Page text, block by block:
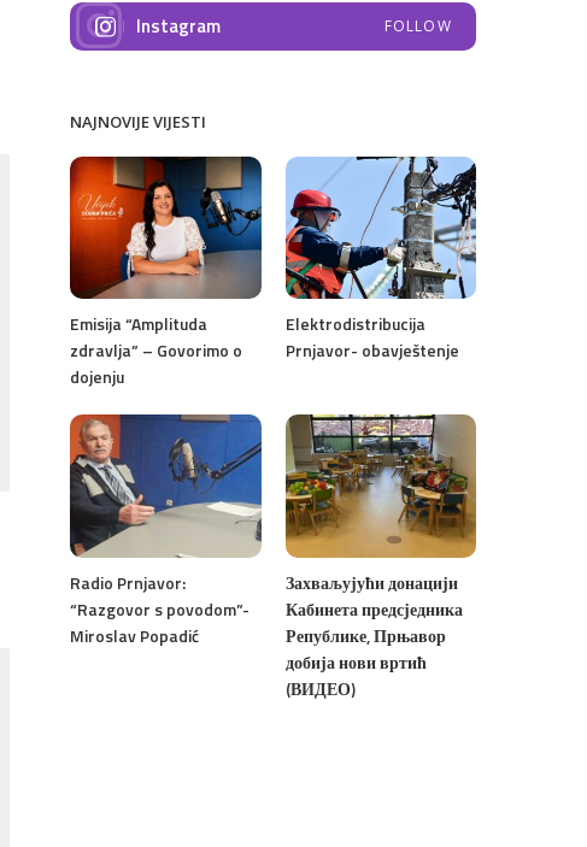
Instagram FOLLOW
NAJNOVIJE VIJESTI
Emisija “Amplituda
zdravlja” – Govorimo o
dojenju
Elektrodistribucija
Prnjavor- obavještenje
Radio Prnjavor:
“Razgovor s povodom”-
Miroslav Popadić
Захваљујући донацији
Кабинета предсједника
Републике, Прњавор
добија нови вртић
(ВИДЕО)